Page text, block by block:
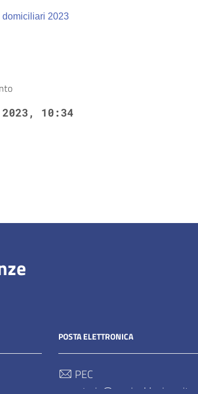
domiciliari 2023
10:34
POSTA ELETTRONICA
PEC